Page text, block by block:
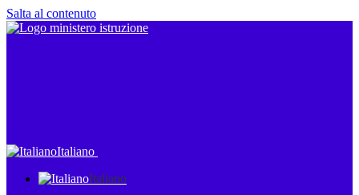
Salta al contenuto
Italiano
Italiano